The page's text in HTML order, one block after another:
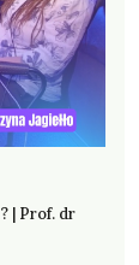
| Prof. dr